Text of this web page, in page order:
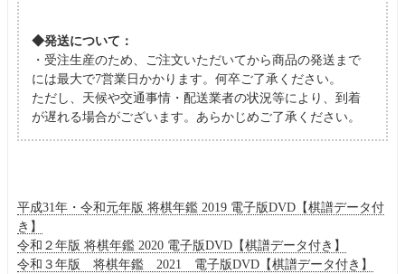
◆発送について：
・受注生産のため、ご注文いただいてから商品の発送まで
には最大で7営業日かかります。何卒ご了承ください。
ただし、天候や交通事情・配送業者の状況等により、到着
が遅れる場合がございます。あらかじめご了承ください。
平成31年・令和元年版 将棋年鑑 2019 電子版DVD【棋譜データ付
き】
令和２年版 将棋年鑑 2020 電子版DVD【棋譜データ付き】
令和３年版 将棋年鑑 2021 電子版DVD【棋譜データ付き】